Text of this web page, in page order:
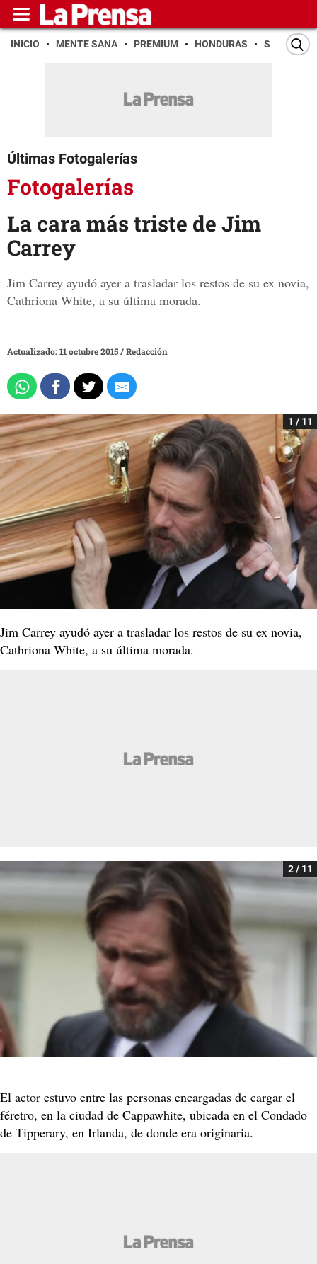
INICIO MENTE SANA PREMIUM HONDURAS SAN PEDRO
Últimas Fotogalerías
Fotogalerías
La cara más triste de Jim
Carrey
Jim Carrey ayudó ayer a trasladar los restos de su ex novia,
Cathriona White, a su última morada.
Actualizado: 11 octubre 2015/Redacción
1 / 11
Jim Carrey ayudó ayer a trasladar los restos de su ex novia,
Cathriona White, a su última morada.
2 / 11
El actor estuvo entre las personas encargadas de cargar el
féretro, en la ciudad de Cappawhite, ubicada en el Condado
de Tipperary, en Irlanda, de donde era originaria.